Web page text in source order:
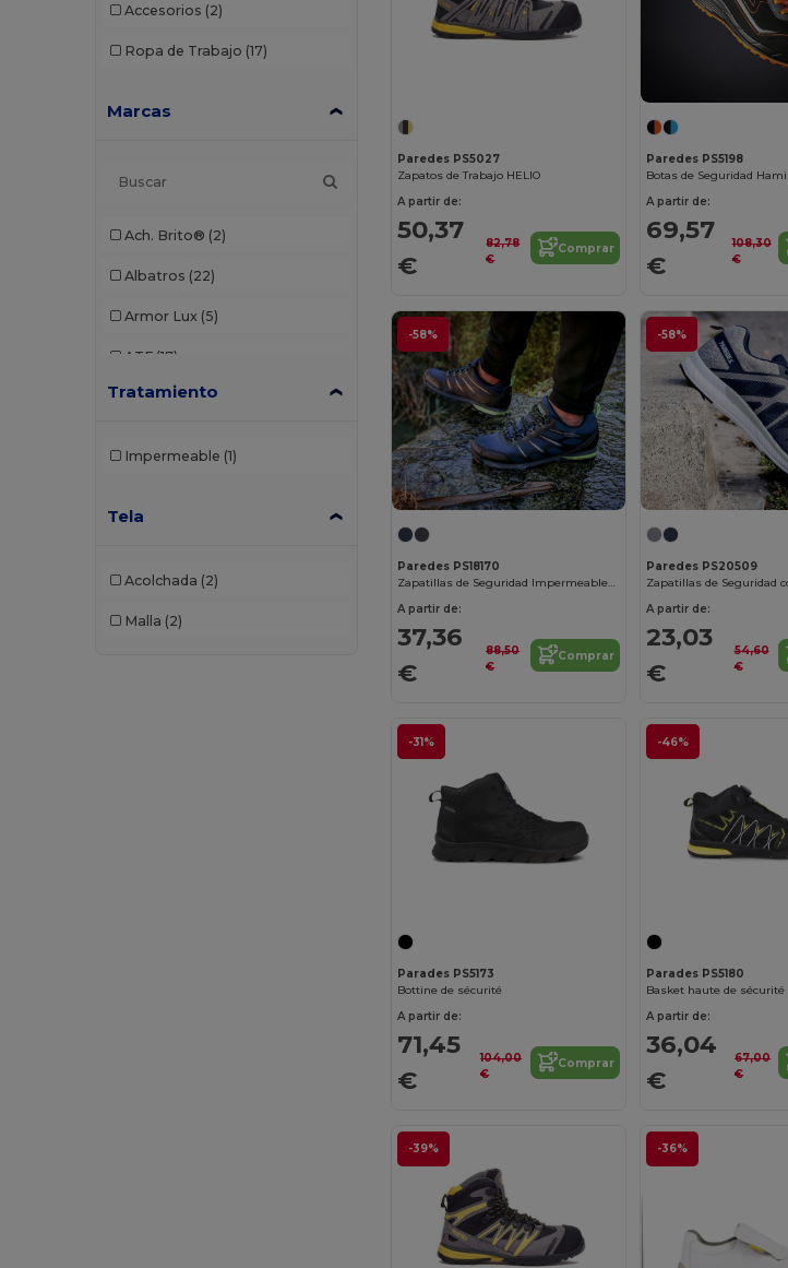
Accesorios (2)
Ropa de Trabajo (17)
Marcas
Ach. Brito® (2)
Albatros (22)
Armor Lux (5)
ATF (17)
Atlantis (102)
AWDis Just Hoods
Tratamiento
Impermeable (1)
Tela
Acolchada (2)
Malla (2)
Paredes PS5027
Zapatos de Trabajo HELIO
A partir de:
50,37
€
82,78
€
Comprar
Paredes PS5198
Botas de Seguridad
A partir de:
69,57
€
108,30
€
-58%
Paredes PS18170
Zapatillas de Seguridad Impermeables y Resistentes
A partir de:
37,36
€
88,50
€
Comprar
-58%
Paredes PS20509
A partir de:
23,03
€
54,60
€
-31%
Parades PS5173
Bottine de sécurité
A partir de:
71,45
€
104,00
€
Comprar
-46%
Parades PS5180
Basket haute de sécurité
A partir de:
36,04
€
67,00
€
-39% -36%